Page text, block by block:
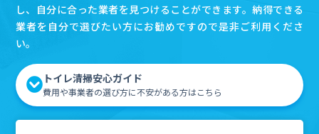
し、自分に合った業者を見つけることができます。納得できる
業者を自分で選びたい方にお勧めですので是非ご利用くださ
い。
トイレ清掃安心ガイド
費用や事業者の選び方に不安がある方はこちら